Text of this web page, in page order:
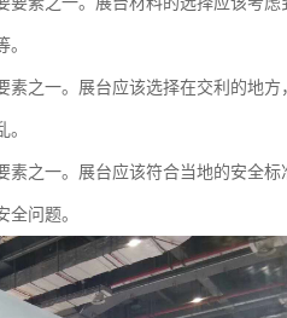
素之一。展台应该选择在交利的地
素之一。展台应该符合当地的安全
问题。